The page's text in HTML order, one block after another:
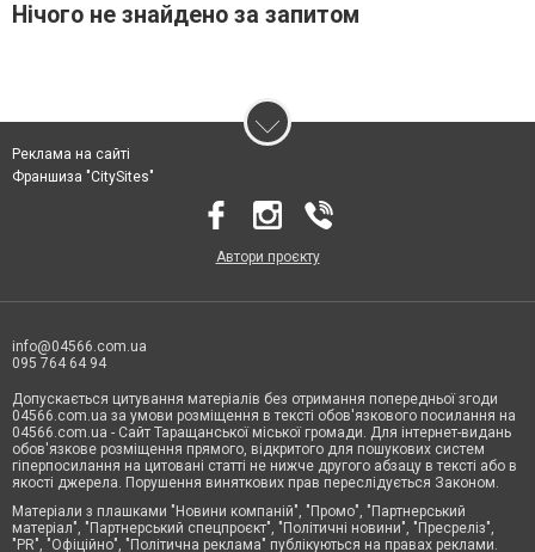
Нічого не знайдено за запитом
Реклама на сайті
Франшиза "CitySites"
Автори проєкту
info@04566.com.ua
095 764 64 94
Допускається цитування матеріалів без отримання попередньої згоди
04566.com.ua за умови розміщення в тексті обов'язкового посилання на
04566.com.ua - Cайт Таращанської міської громади. Для інтернет-видань
обов'язкове розміщення прямого, відкритого для пошукових систем
гіперпосилання на цитовані статті не нижче другого абзацу в тексті або в
якості джерела. Порушення виняткових прав переслідується Законом.
Матеріали з плашками "Новини компаній", "Промо", "Партнерський
матеріал", "Партнерський спецпроєкт", "Політичні новини", "Пресреліз",
"PR", "Офіційно", "Політична реклама" публікуються на правах реклами.